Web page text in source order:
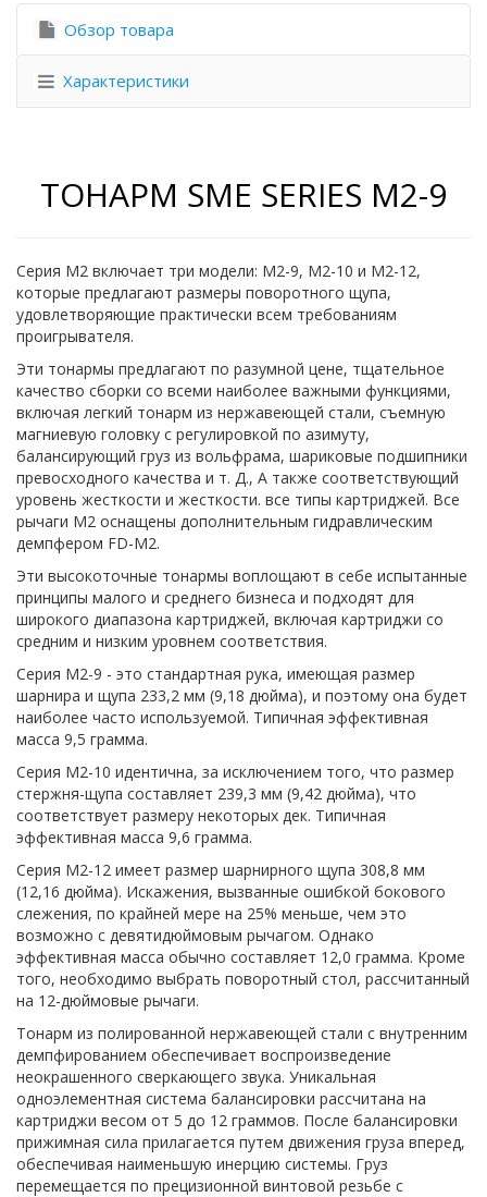
Обзор товара
Характеристики
ТОНАРМ SME SERIES M2-9
Серия M2 включает три модели: M2-9, M2-10 и M2-12,
которые предлагают размеры поворотного щупа,
удовлетворяющие практически всем требованиям
проигрывателя.
Эти тонармы предлагают по разумной цене, тщательное
качество сборки со всеми наиболее важными функциями,
включая легкий тонарм из нержавеющей стали, съемную
магниевую головку с регулировкой по азимуту,
балансирующий груз из вольфрама, шариковые подшипники
превосходного качества и т. Д., А также соответствующий
уровень жесткости и жесткости. все типы картриджей. Все
рычаги M2 оснащены дополнительным гидравлическим
демпфером FD-M2.
Эти высокоточные тонармы воплощают в себе испытанные
принципы малого и среднего бизнеса и подходят для
широкого диапазона картриджей, включая картриджи со
средним и низким уровнем соответствия.
Серия M2-9 - это стандартная рука, имеющая размер
шарнира и щупа 233,2 мм (9,18 дюйма), и поэтому она будет
наиболее часто используемой. Типичная эффективная
масса 9,5 грамма.
Серия M2-10 идентична, за исключением того, что размер
стержня-щупа составляет 239,3 мм (9,42 дюйма), что
соответствует размеру некоторых дек. Типичная
эффективная масса 9,6 грамма.
Серия M2-12 имеет размер шарнирного щупа 308,8 мм
(12,16 дюйма). Искажения, вызванные ошибкой бокового
слежения, по крайней мере на 25% меньше, чем это
возможно с девятидюймовым рычагом. Однако
эффективная масса обычно составляет 12,0 грамма. Кроме
того, необходимо выбрать поворотный стол, рассчитанный
на 12-дюймовые рычаги.
Тонарм из полированной нержавеющей стали с внутренним
демпфированием обеспечивает воспроизведение
неокрашенного сверкающего звука. Уникальная
одноэлементная система балансировки рассчитана на
картриджи весом от 5 до 12 граммов. После балансировки
прижимная сила прилагается путем движения груза вперед,
обеспечивая наименьшую инерцию системы. Груз
перемещается по прецизионной винтовой резьбе с